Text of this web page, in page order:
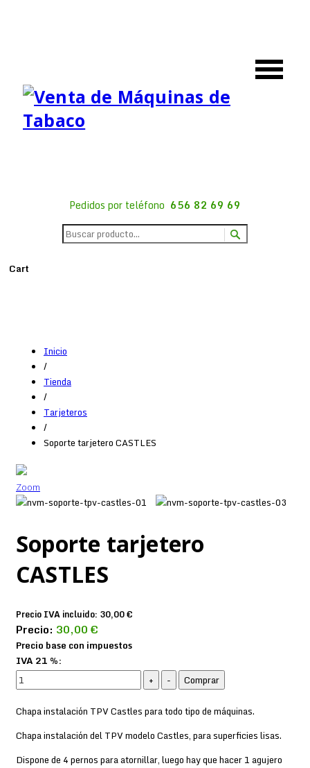
Pedidos por teléfono 656 82 69 69
Cart
Inicio
/
Tienda
/
Tarjeteros
/
Soporte tarjetero CASTLES
Zoom
Soporte tarjetero
CASTLES
Precio IVA incluido: 30,00 €
Precio: 30,00 €
Precio base con impuestos
IVA 21 %:
Chapa instalación TPV Castles para todo tipo de máquinas.
Chapa instalación del TPV modelo Castles, para superficies lisas.
Dispone de 4 pernos para atornillar, luego hay que hacer 1 agujero